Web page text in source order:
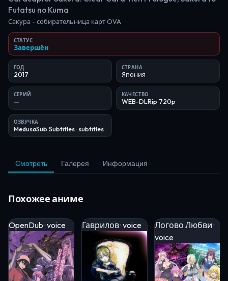
Futatsu no Kuma
Сакура - собирательница карт OVA
СТАТУС
Завершён
ГОД
2017
СТРАНА
Япония
СЕРИЙ
—
КАЧЕСТВО
WEB-DLRip 720p
ОЗВУЧКА
MedusaSub.Subtitles· subtitles
Смотреть Галерея Информация
Похожее аниме
OpenDub · voice Гаврилов · voice
Логово Любви ·
voice